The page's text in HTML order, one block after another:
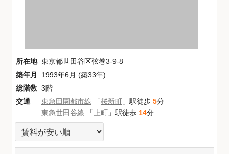
所在地 東京都世田谷区弦巻3-9-8
築年月
1993年6月 (築33年)
総階数 3階
交通
東急田園都市線 「桜新町 」駅徒歩 5分
東急世田谷線 「 上町 」駅徒歩 14分